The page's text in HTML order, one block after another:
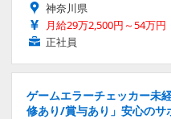
神奈川県
月給29万2,500円～54万円
正社員
ゲームエラーチェッカー未
修あり/賞与あり」安心の